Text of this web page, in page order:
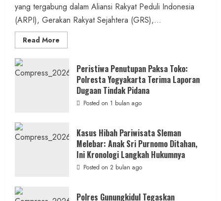
yang tergabung dalam Aliansi Rakyat Peduli Indonesia
(ARPI), Gerakan Rakyat Sejahtera (GRS),...
Read More
more
Pelecehan
Anak
Bantul:
Aliansi
Sampai
Tuntas
Peristiwa Penutupan Paksa Toko:
Polresta Yogyakarta Terima Laporan
Dugaan Tindak Pidana
Posted on 1 bulan ago
Kasus Hibah Pariwisata Sleman
Melebar: Anak Sri Purnomo Ditahan,
Ini Kronologi Langkah Hukumnya
Posted on 2 bulan ago
Polres Gunungkidul Tegaskan